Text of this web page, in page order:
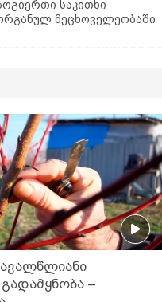
საკითხი
მეცხოველეობაში
–